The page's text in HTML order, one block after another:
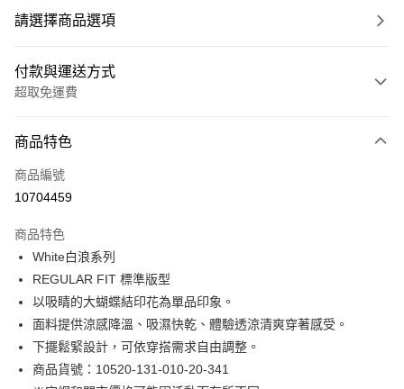
請選擇商品選項
付款與運送方式
超取免運費
信用卡一次付款
LINE Pay
街口支付
悠遊付
Google Pay
貨到付款
商品特色
商品編號
10704459
商品特色
White白浪系列
REGULAR FIT 標準版型
以吸睛的大蝴蝶結印花為單品印象。
面料提供涼感降溫、吸濕快乾、體驗透涼清爽穿著感受。
下擺鬆緊設計，可依穿搭需求自由調整。
商品貨號：10520-131-010-20-341